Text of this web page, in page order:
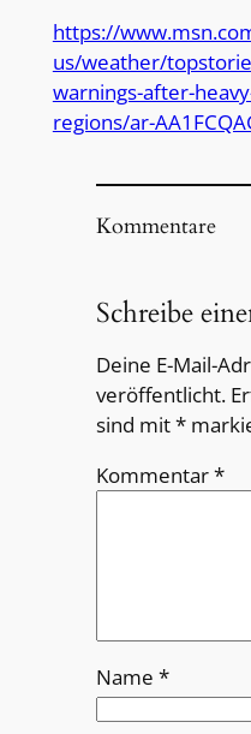
https://
us/weather/
warnings-after-
regions/ar-
Kommentare
Schreibe
Deine E-Mail-
veröffentlicht.
sind mit*
Kommentar*
Name *